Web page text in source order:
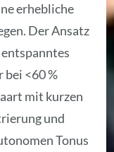
erhebliche
Der Ansatz
bei <60 %
mit kurzen
und
Tonus